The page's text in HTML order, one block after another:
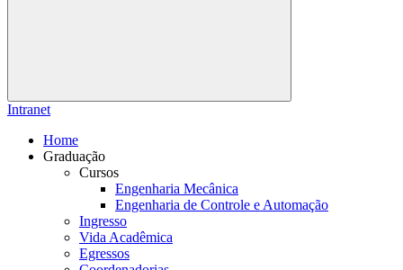
Buscar
Intranet
Home
Graduação
Cursos
Engenharia Mecânica
Engenharia de Controle e Automação
Ingresso
Vida Acadêmica
Egressos